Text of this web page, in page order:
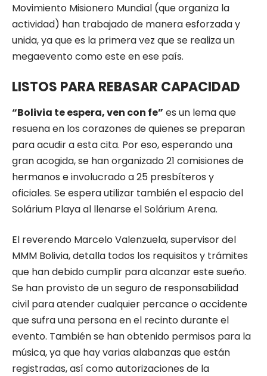
Movimiento Misionero Mundial (que organiza la
actividad) han trabajado de manera esforzada y
unida, ya que es la primera vez que se realiza un
megaevento como este en ese país.
LISTOS PARA REBASAR CAPACIDAD
“Bolivia te espera, ven con fe” es un lema que
resuena en los corazones de quienes se preparan
para acudir a esta cita. Por eso, esperando una
gran acogida, se han organizado 21 comisiones de
hermanos e involucrado a 25 presbíteros y
oficiales. Se espera utilizar también el espacio del
Solárium Playa al llenarse el Solárium Arena.
El reverendo Marcelo Valenzuela, supervisor del
MMM Bolivia, detalla todos los requisitos y trámites
que han debido cumplir para alcanzar este sueño.
Se han provisto de un seguro de responsabilidad
civil para atender cualquier percance o accidente
que sufra una persona en el recinto durante el
evento. También se han obtenido permisos para la
música, ya que hay varias alabanzas que están
registradas, así como autorizaciones de la